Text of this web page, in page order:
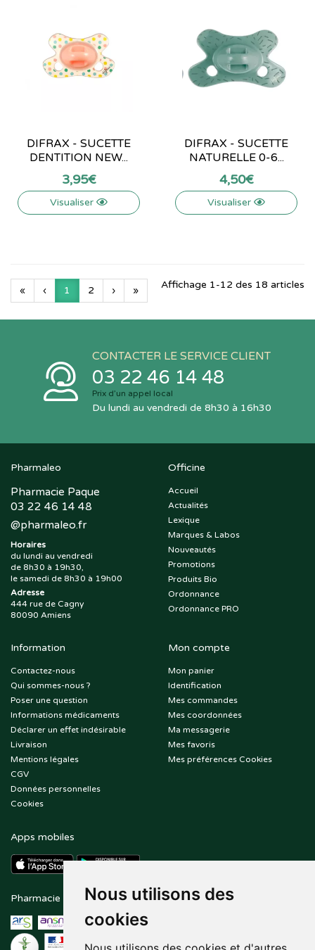
Nous utilisons des
cookies
DIFRAX - SUCETTE
DENTITION NEW...
3,95€
Visualiser
DIFRAX - SUCETTE
NATURELLE 0-6...
4,50€
Visualiser
« ‹ 1 2 › » Affichage 1-12 des 18 articles
CONTACTER LE SERVICE CLIENT
03 22 46 14 48
Prix d’un appel local
Du lundi au vendredi de 8h30 à 16h30
Pharmaleo
Pharmacie Paque
03 22 46 14 48
@pharmaleo.fr
Horaires
du lundi au vendredi
de 8h30 à 19h30,
le samedi de 8h30 à 19h00
Adresse
444 rue de Cagny
80090 Amiens
Officine
Accueil
Actualités
Lexique
Marques & Labos
Nouveautés
Promotions
Produits Bio
Ordonnance
Ordonnance PRO
Information
Contactez-nous
Qui sommes-nous ?
Poser une question
Informations médicaments
Déclarer un effet indésirable
Livraison
Mentions légales
CGV
Données personnelles
Cookies
Mon compte
Mon panier
Identification
Mes commandes
Mes coordonnées
Ma messagerie
Mes favoris
Mes préférences Cookies
Apps mobiles
Pharmacie en ligne agréée Paiement sécurisé